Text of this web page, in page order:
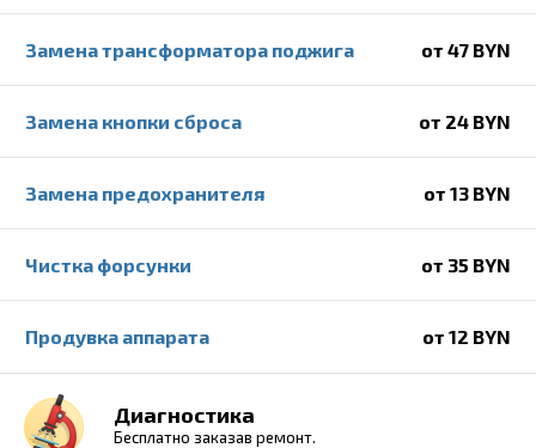
Замена трансформатора поджига от 47 BYN
Замена кнопки сброса от 24 BYN
Замена предохранителя от 13 BYN
Чистка форсунки от 35 BYN
Продувка аппарата от 12 BYN
Диагностика
Бесплатно заказав ремонт.